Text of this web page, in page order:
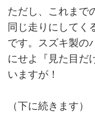
ただし、これまで
同じ走りにしてく
です。スズキ製
にせよ『見た目だ
いますが！
（下に続きます）